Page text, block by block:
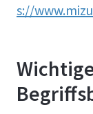
s://